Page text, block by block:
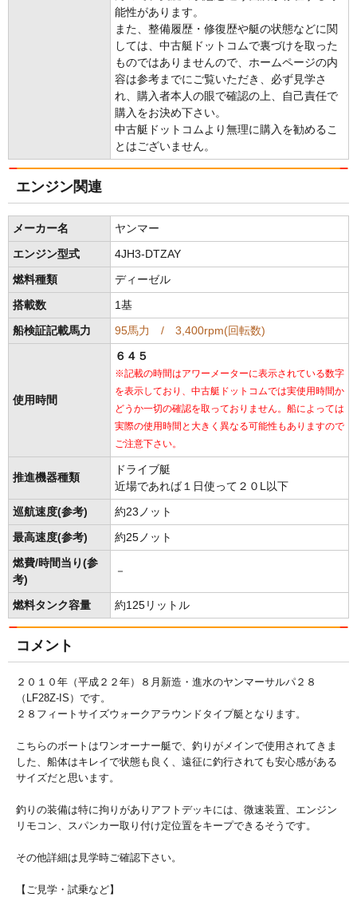
能性があります。
また、整備履歴・修復歴や艇の状態などに関
しては、中古艇ドットコムで裏づけを取った
ものではありませんので、ホームページの内
容は参考までにご覧いただき、必ず見学さ
れ、購入者本人の眼で確認の上、自己責任で
購入をお決め下さい。
中古艇ドットコムより無理に購入を勧めるこ
とはございません。
エンジン関連
メーカー名 ヤンマー
エンジン型式 4JH3-DTZAY
燃料種類 ディーゼル
搭載数 1基
船検証記載馬力 95馬力 / 3,400rpm(回転数)
使用時間
６４５
※記載の時間はアワーメーターに表示されている数字
を表示しており、中古艇ドットコムでは実使用時間か
どうか一切の確認を取っておりません。船によっては
実際の使用時間と大きく異なる可能性もありますので
ご注意下さい。
推進機器種類
ドライブ艇
近場であれば１日使って２０L以下
巡航速度(参考) 約23ノット
最高速度(参考) 約25ノット
燃費/時間当り(参
考)
－
燃料タンク容量 約125リットル
コメント
２０１０年（平成２２年）８月新造・進水のヤンマーサルパ２８
（LF28Z-IS）です。
２８フィートサイズウォークアラウンドタイプ艇となります。
こちらのボートはワンオーナー艇で、釣りがメインで使用されてきま
した、船体はキレイで状態も良く、遠征に釣行されても安心感がある
サイズだと思います。
釣りの装備は特に拘りがありアフトデッキには、微速装置、エンジン
リモコン、スパンカー取り付け定位置をキープできるそうです。
その他詳細は見学時ご確認下さい。
【ご見学・試乗など】